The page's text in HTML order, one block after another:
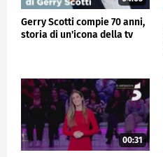
Gerry Scotti compie 70 anni,
storia di un'icona della tv
00:31